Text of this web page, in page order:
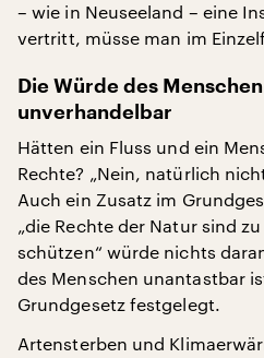
– wie in Neuseeland – eine
vertritt, müsse man im
Die Würde des
unverhandelbar
Hätten ein Fluss und ein
Rechte? „Nein, natürlich
Auch ein Zusatz im
„die Rechte der Natur sind
schützen“ würde nichts
des Menschen unantastbar
Grundgesetz festgelegt.
Artensterben und